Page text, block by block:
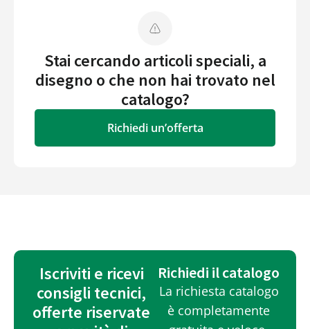
Stai cercando articoli speciali, a
disegno o che non hai trovato nel
catalogo?
Richiedi un’offerta
Iscriviti e ricevi
consigli tecnici,
offerte riservate
Richiedi il catalogo
La richiesta catalogo
è completamente